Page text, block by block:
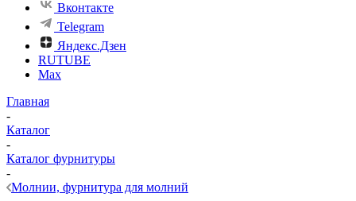
Вконтакте
Telegram
Яндекс.Дзен
RUTUBE
Max
Главная
-
Каталог
-
Каталог фурнитуры
-
Молнии, фурнитура для молний